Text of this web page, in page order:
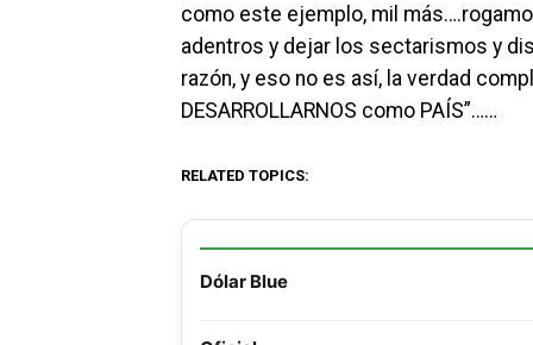
como este ejemplo, mil
adentros y dejar los sectarismos y
razón, y eso no es así, la verdad
DESARROLLARNOS como PAÍS”……
RELATED TOPICS:
Dólar Blue